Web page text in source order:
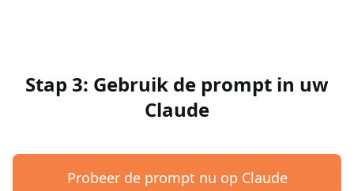
Stap 3: Gebruik de prompt in uw
Claude
Probeer de prompt nu op Claude